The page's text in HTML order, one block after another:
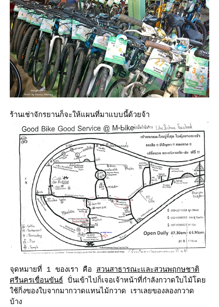
ร้านเช่าจักรยานก็จะให้แผนที่มาแบบนี้ด้วยจ้า
จุดหมายที่ 1 ของเรา คือ สวนสาธารณะและสวนพฤกษชาติ
ศรีนครเขื่อนขันธ์ ปั่นเข้าไปก็เจอเจ้าหน้าที่กำลังกวาดใบไม้โด
ช้กิ่งของใบจากมากวาดแทนไม้กวาด เราเลยของลองกวาด
บ้าง